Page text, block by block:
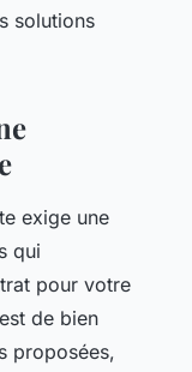
solutions
exige une
qui
pour votre
de bien
proposées,